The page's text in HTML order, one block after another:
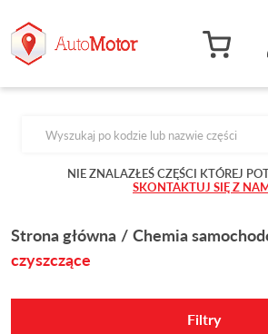
NIE ZNALAZŁEŚ CZĘŚCI KTÓREJ
SKONTAKTUJ SIĘ Z
Strona główna Chemia
czyszczące
Filtry